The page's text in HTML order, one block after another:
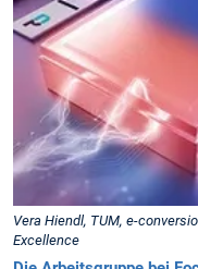
Vera Hiendl, TUM, e-
Excellence